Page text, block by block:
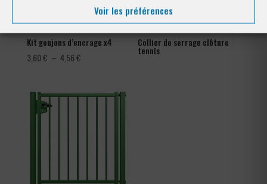
Voir les préférences
Kit goujons d’encrage x4
3,60€ – 4,56€Plage
3,60 €
Collier de serrage clôture
tennis